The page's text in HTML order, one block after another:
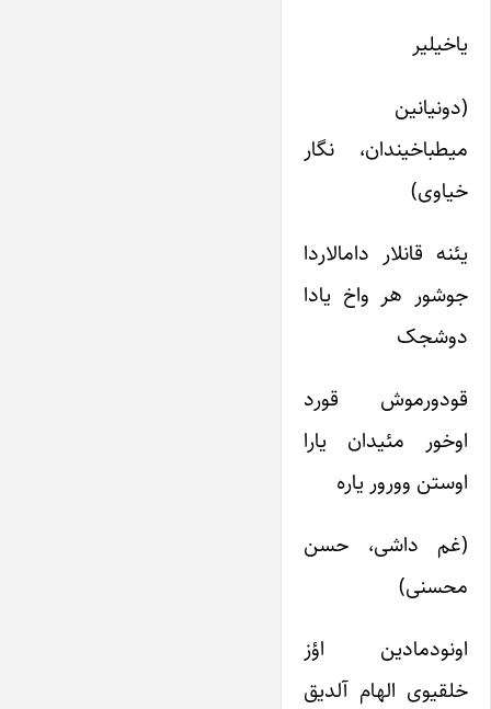
یاخیلیر
(دونیانین
میطباخیندان، نگار
خیاوی)
یئنه قانلار دامالاردا
جوشور هر واخ یادا
دوشجک
قودورموش قورد
اوخور مئیدان یارا
اوستن وورور یاره
(غم داشی، حسن
محسنی)
اونودمادین اؤز
خلقیوی الهام آلدیق